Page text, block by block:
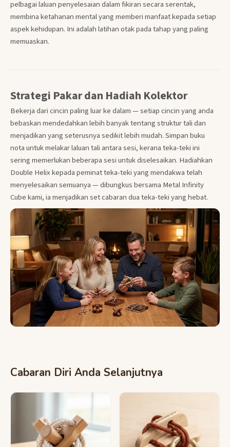
pelbagai laluan penyelesaian dalam fikiran secara serentak,
membina ketahanan mental yang memberi manfaat kepada setiap
aspek kehidupan. Ini adalah latihan otak pada tahap yang paling
memuaskan.
Strategi Pakar dan Hadiah Kolektor
Bekerja dari cincin paling luar ke dalam — setiap cincin yang anda
bebaskan mendedahkan lebih banyak tentang struktur tali dan
menjadikan yang seterusnya sedikit lebih mudah. Simpan buku
nota untuk melakar laluan tali antara sesi, kerana teka-teki ini
sering memerlukan beberapa sesi untuk diselesaikan. Hadiahkan
Double Helix kepada peminat teka-teki yang mendakwa telah
menyelesaikan semuanya — dibungkus bersama Metal Infinity
Cube kami, ia menjadikan set cabaran dua teka-teki yang hebat.
Cabaran Diri Anda Selanjutnya